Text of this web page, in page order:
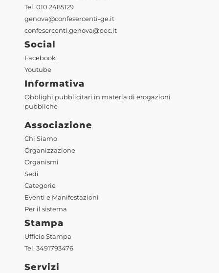
Tel. 010 2485129
genova@confesercenti-ge.it
confesercenti.genova@pec.it
Social
Facebook
Youtube
Informativa
Obblighi pubblicitari in materia di erogazioni
pubbliche
Associazione
Chi Siamo
Organizzazione
Organismi
Sedi
Categorie
Eventi e Manifestazioni
Per il sistema
Stampa
Ufficio Stampa
Tel. 3491793476
Servizi